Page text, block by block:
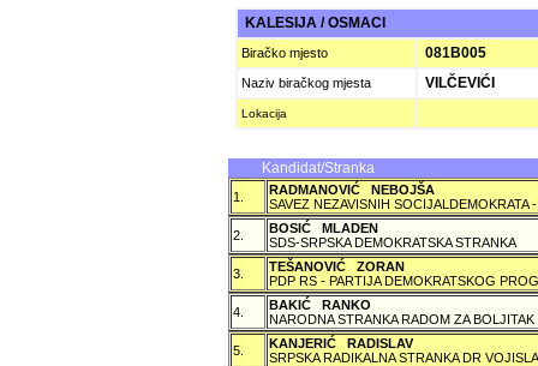
KALESIJA / OSMACI
Biračko mjesto 081B005
Naziv biračkog mjesta VILČEVIĆI
Lokacija
Kandidat/Stranka
1.
RADMANOVIĆ NEBOJŠA
SAVEZ NEZAVISNIH SOCIJALDEMOKRATA
2.
BOSIĆ MLADEN
SDS-SRPSKA DEMOKRATSKA STRANKA
3.
TEŠANOVIĆ ZORAN
PDP RS - PARTIJA DEMOKRATSKOG
4.
BAKIĆ RANKO
NARODNA STRANKA RADOM ZA BOLJITAK
5.
KANJERIĆ RADISLAV
SRPSKA RADIKALNA STRANKA DR